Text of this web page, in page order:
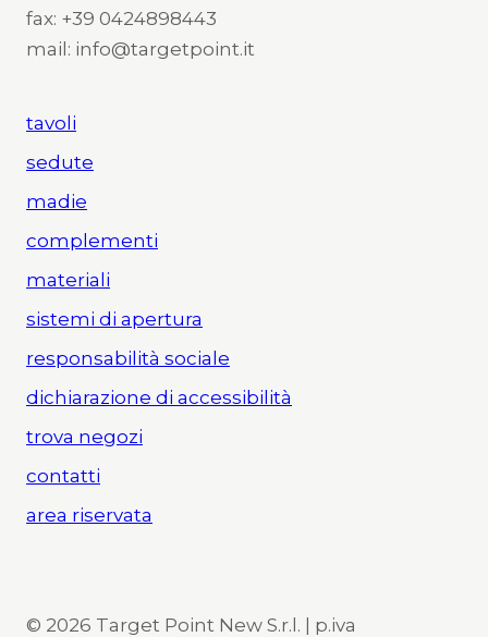
fax: +39 0424898443
mail: info@targetpoint.it
tavoli
sedute
madie
complementi
materiali
sistemi di apertura
responsabilità sociale
dichiarazione di accessibilità
trova negozi
contatti
area riservata
© 2026 Target Point New S.r.l. | p.iva